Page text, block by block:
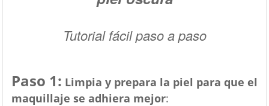
Tutorial fácil paso a paso
Paso 1: Limpia y prepara la piel para que el
maquillaje se adhiera mejor: